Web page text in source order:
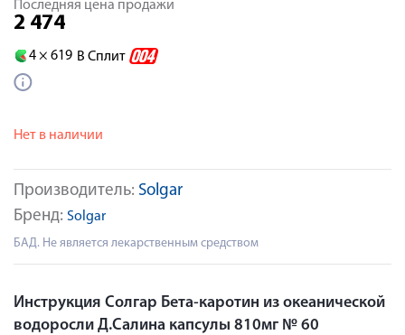
Производитель: Solgar
Бренд: Solgar
БАД. Не является лекарственным средством
Последняя цена продажи
2 474
4 × 619 В Сплит
Нет в наличии
Инструкция Солгар Бета-каротин из океанической
водоросли Д.Салина капсулы 810мг № 60